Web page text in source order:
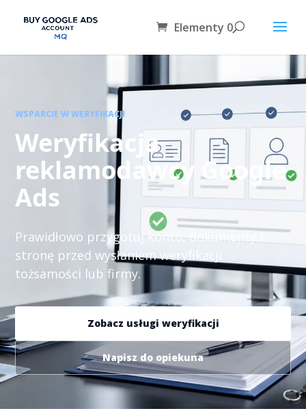
Elementy 0
WSPARCIE W WERYFIKACJI
Weryfikacja
reklamodawcy Google
Ads
Prawidłowo przygotuj konto, dokumenty i
stronę przed wysłaniem weryfikacji
tożsamości lub firmy.
Zobacz usługi weryfikacji
Napisz do opiekuna